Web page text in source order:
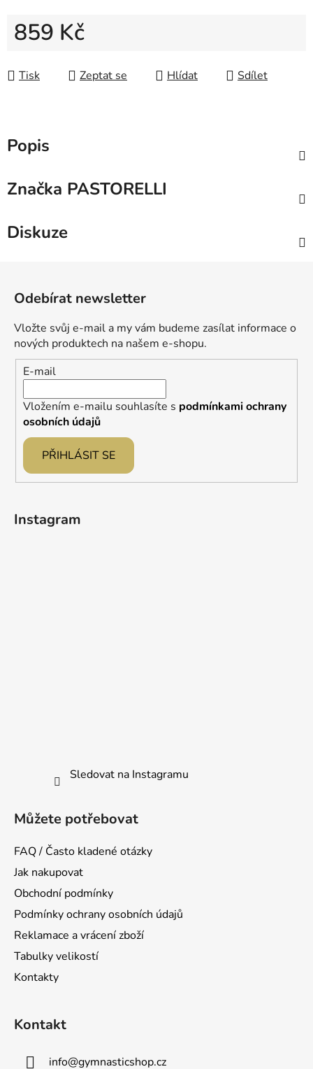
859 Kč
Tisk
Zeptat se Hlídat Sdílet
Popis
Značka PASTORELLI
Diskuze
Odebírat newsletter
Vložte svůj e-mail a my vám budeme zasílat informace o
nových produktech na našem e-shopu.
E-mail
Vložením e-mailu souhlasíte s podmínkami ochrany
osobních údajů
PŘIHLÁSIT SE
Instagram
Sledovat na Instagramu
Můžete potřebovat
FAQ / Často kladené otázky
Jak nakupovat
Obchodní podmínky
Podmínky ochrany osobních údajů
Reklamace a vrácení zboží
Tabulky velikostí
Kontakty
Kontakt
info@gymnasticshop.cz